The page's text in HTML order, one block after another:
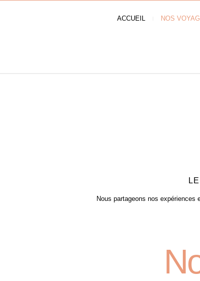
ACCUEIL NOS
Nous partageons nos expériences